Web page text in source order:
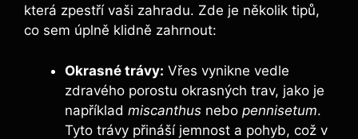
která zpestří vaši zahradu. Zde je několik tipů,
co sem úplně klidně zahrnout:
Okrasné trávy: Vřes vynikne vedle
zdravého porostu okrasných trav, jako je
například miscanthus nebo pennisetum.
Tyto trávy přináší jemnost a pohyb, což v